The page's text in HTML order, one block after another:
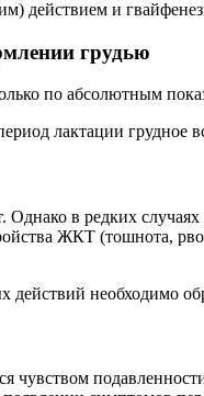
действием и
грудью
по абсолютным
лактации грудное
в редких случаях
ЖКТ (тошнота,
необходимо
чувством